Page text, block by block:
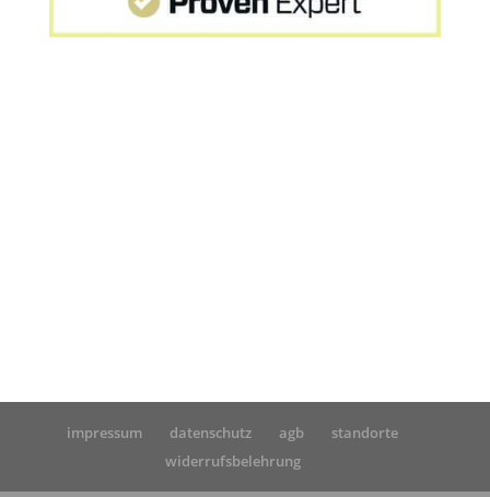
impressum datenschutz agb
standorte
widerrufsbelehrung